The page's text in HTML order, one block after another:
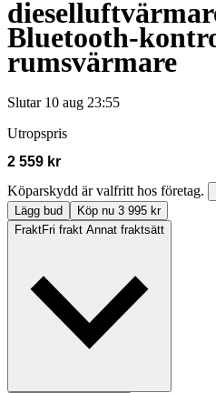
Bluetooth-
rumsvärmare
Slutar 10 aug 23:55
Utropspris
2 559 kr
Köparskydd är valfritt hos företag.
Lägg bud
Köp nu 3 995 kr
FraktFri frakt Annat fraktsätt